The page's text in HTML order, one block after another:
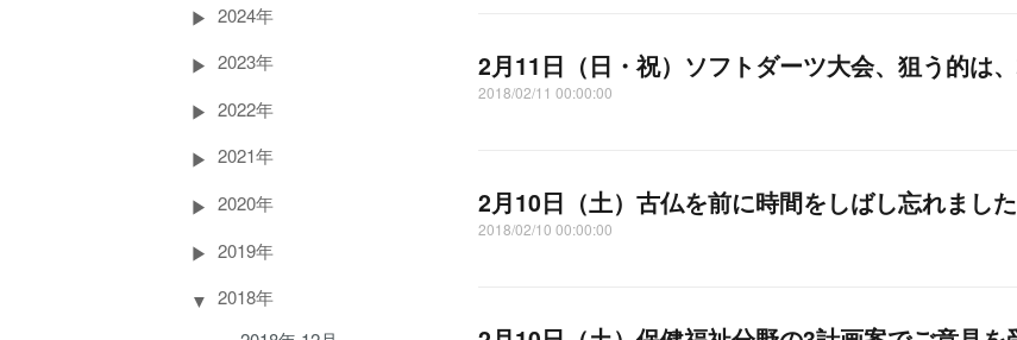
2024年
2023年
2022年
2021年
2020年
2019年
2018年
2月11日（日・祝）ソフトダーツ大会、狙う的は
2018/02/11 00:00:00
2月10日（土）古仏を前に時間をしばし忘れました
2018/02/10 00:00:00